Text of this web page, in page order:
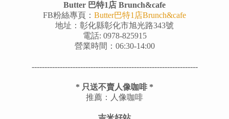
Butter 巴特1店 Brunch&cafe
FB粉絲專頁： Butter巴特1店Brunch&cafe
地址：彰化縣彰化市旭光路343號
電話: 0978-825915
營業時間：06:30-14:00
-----------------------------------------------------------------
* 只送不賣人像咖啡 *
推薦：人像咖啡